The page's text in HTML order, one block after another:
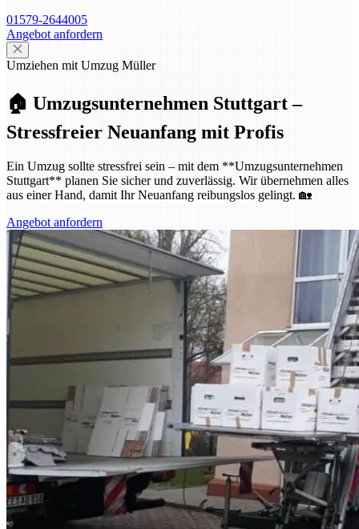
01579-2644005
Angebot anfordern
Umziehen mit Umzug Müller
🏠 Umzugsunternehmen Stuttgart –
Stressfreier Neuanfang mit Profis
Ein Umzug sollte stressfrei sein – mit dem **Umzugsunternehmen
Stuttgart** planen Sie sicher und zuverlässig. Wir übernehmen alles
aus einer Hand, damit Ihr Neuanfang reibungslos gelingt. 🏡
Angebot anfordern